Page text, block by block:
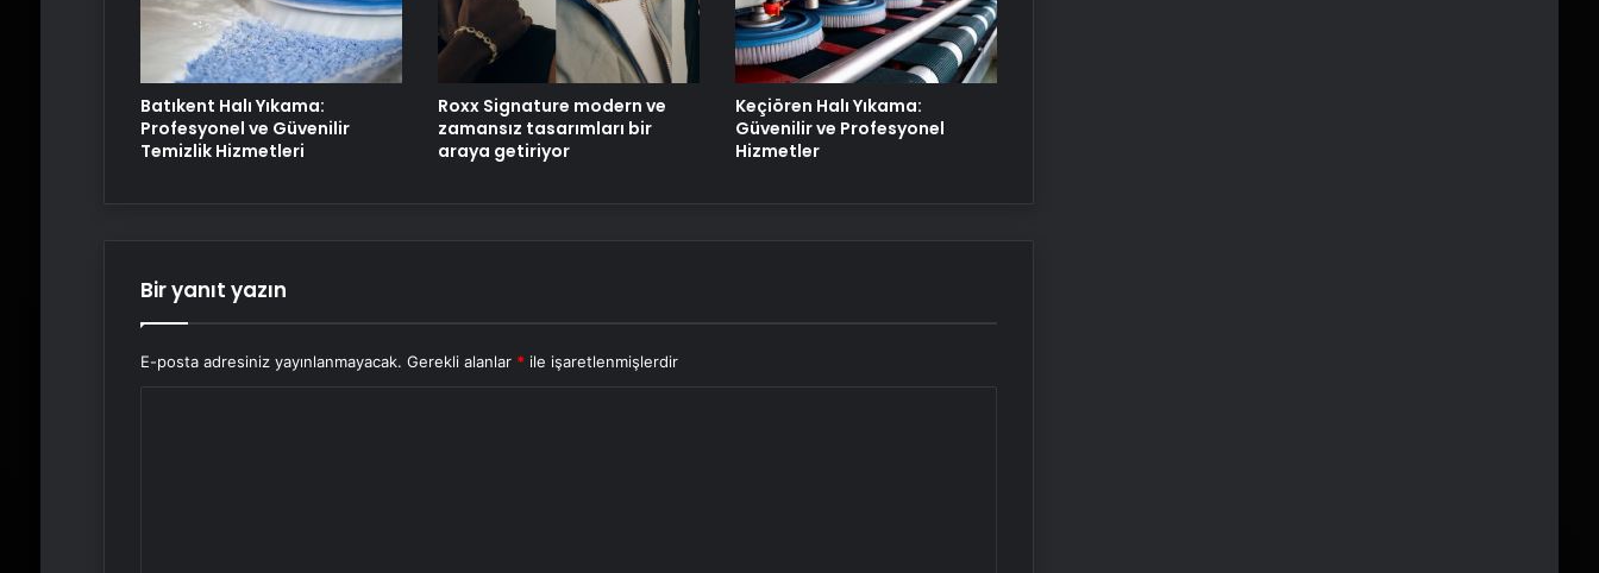
Eşya Depolama Hizmetinde Doğru
Seçim Rehberi
Batıkent Halı Yıkama:
Profesyonel ve Güvenilir
Temizlik Hizmetleri
Roxx Signature modern ve
zamansız tasarımları bir
araya getiriyor
Keçiören Halı Yıkama:
Güvenilir ve Profesyonel
Hizmetler
Bir yanıt yazın
E-posta adresiniz yayınlanmayacak. Gerekli alanlar * ile işaretlenmişlerdir